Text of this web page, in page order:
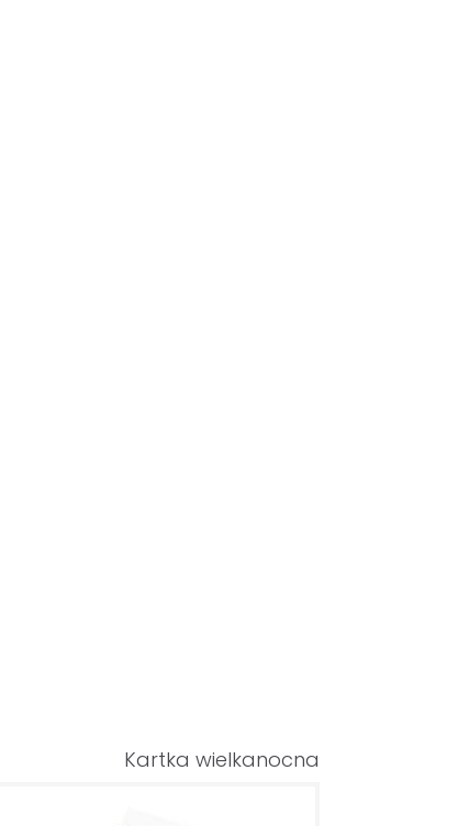
Kartka wielkanocna